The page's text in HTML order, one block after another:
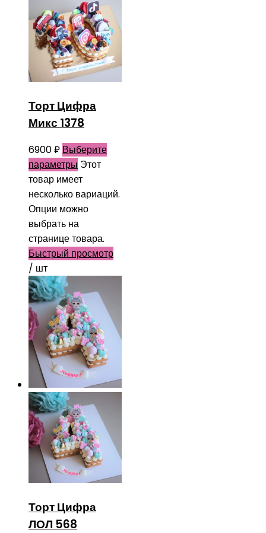
Торт Цифра
Микс 1378
6900₽ Выберите
параметры Этот
товар имеет
несколько вариаций.
Опции можно
выбрать на
странице товара.
Быстрый просмотр
/ шт
Торт Цифра
ЛОЛ 568